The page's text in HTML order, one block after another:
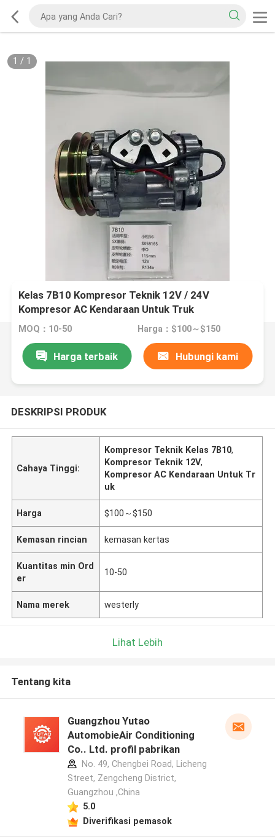
1 / 1
Kelas 7B10 Kompresor Teknik 12V / 24V
Kompresor AC Kendaraan Untuk Truk
MOQ：10-50 Harga：$100～$150
Harga terbaik Hubungi kami
DESKRIPSI PRODUK
Cahaya Tinggi:
Kompresor Teknik Kelas 7B10,
Kompresor Teknik 12V,
Kompresor AC Kendaraan Untuk Tr
uk
Harga $100～$150
Kemasan rincian kemasan kertas
Kuantitas min Ord
er
10-50
Nama merek westerly
Lihat Lebih
Tentang kita
Guangzhou Yutao
AutomobieAir Conditioning
Co.. Ltd. profil pabrikan
No. 49, Chengbei Road, Licheng
Street, Zengcheng District,
Guangzhou ,China
5.0
Diverifikasi pemasok